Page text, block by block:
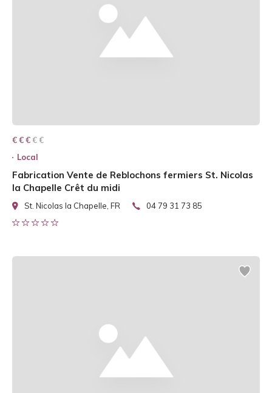
€ € € € €
€ € €
Local
Fabrication Vente de Reblochons fermiers St. Nicolas
la Chapelle Crêt du midi
St. Nicolas la Chapelle, FR 04 79 31 73 85